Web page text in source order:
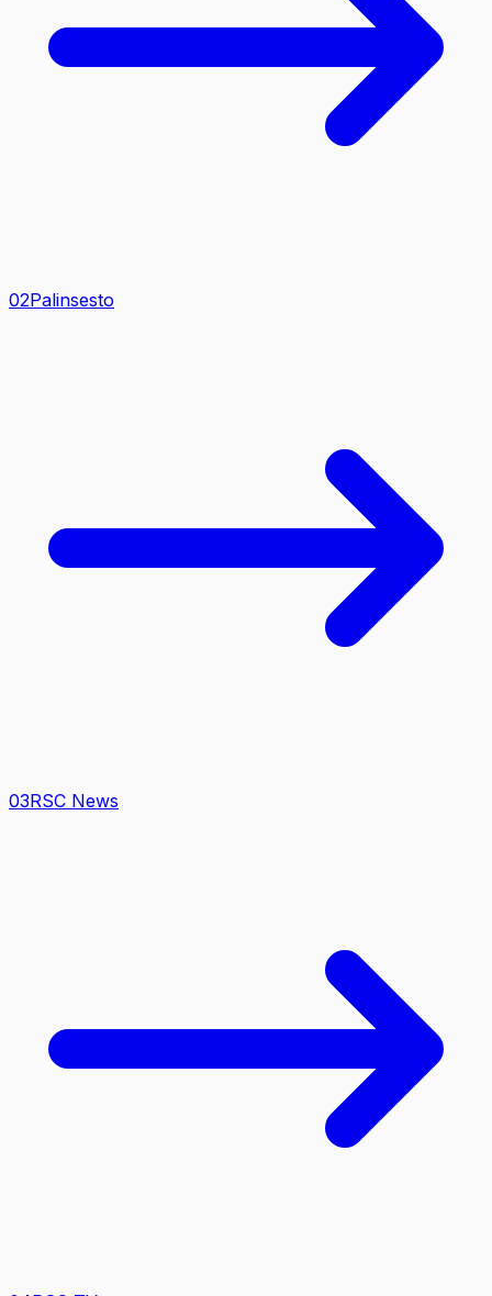
02Palinsesto
03RSC News